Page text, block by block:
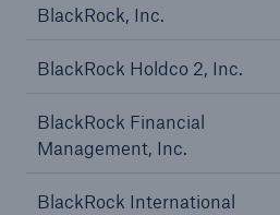
BlackRock, Inc.
BlackRock Holdco 2, Inc.
BlackRock Financial
Management, Inc.
BlackRock International